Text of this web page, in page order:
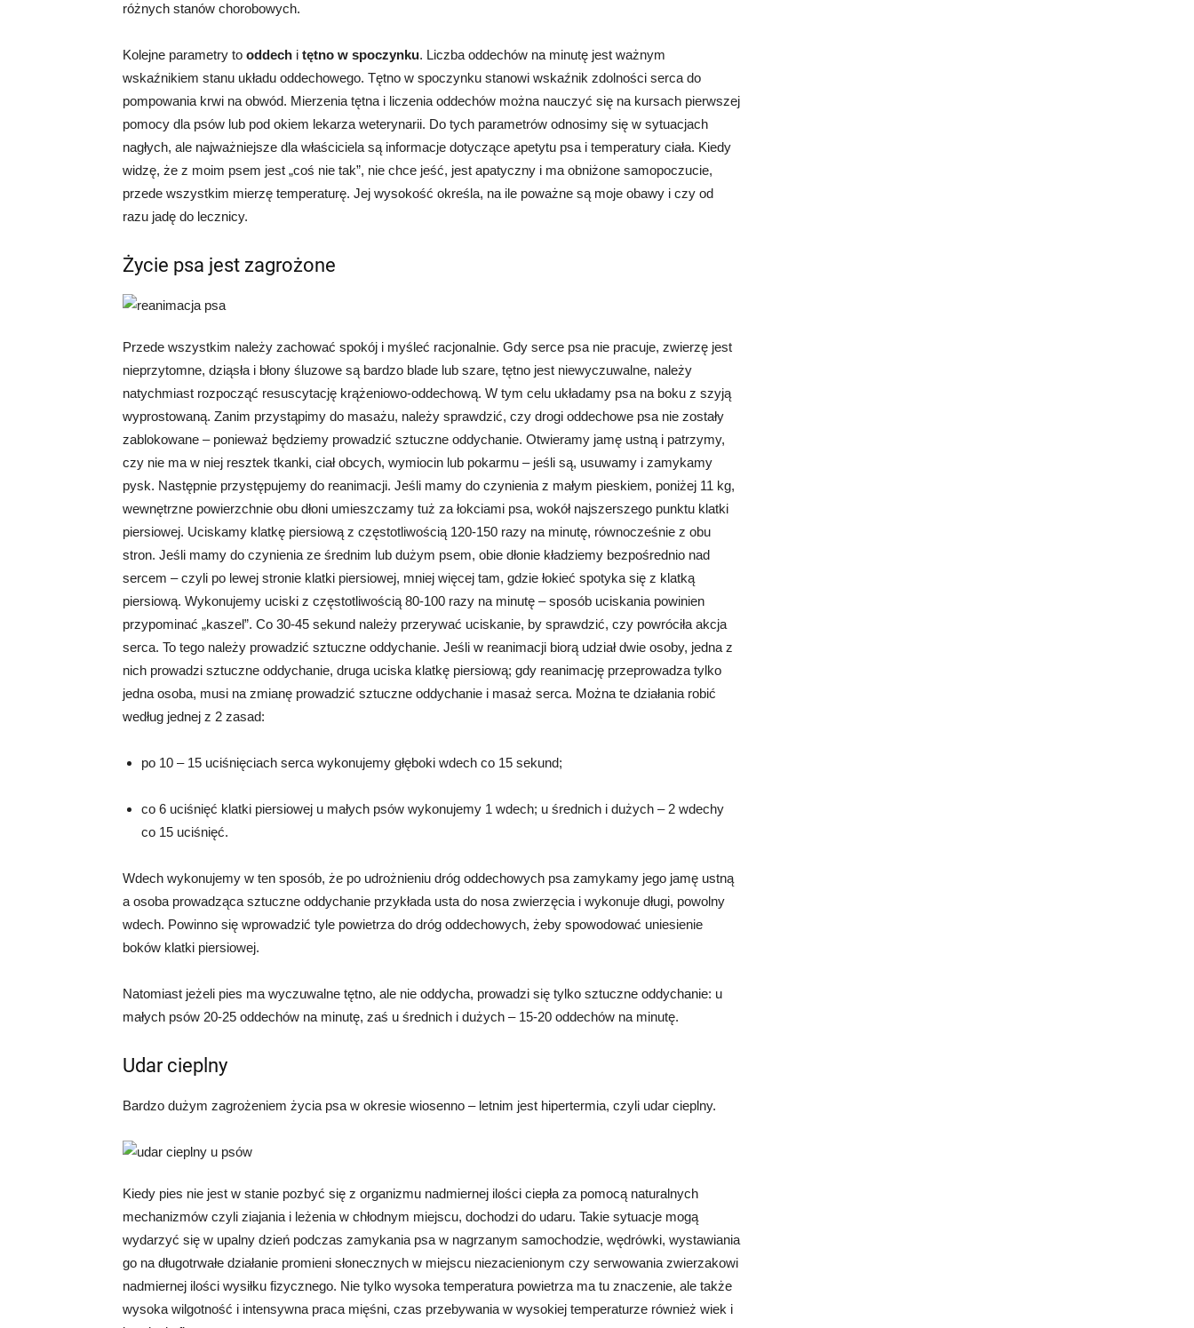
różnych stanów chorobowych.
Kolejne parametry to oddech i tętno w spoczynku. Liczba oddechów na minutę jest ważnym
wskaźnikiem stanu układu oddechowego. Tętno w spoczynku stanowi wskaźnik zdolności serca do
pompowania krwi na obwód. Mierzenia tętna i liczenia oddechów można nauczyć się na kursach pierwszej
pomocy dla psów lub pod okiem lekarza weterynarii. Do tych parametrów odnosimy się w sytuacjach
nagłych, ale najważniejsze dla właściciela są informacje dotyczące apetytu psa i temperatury ciała. Kiedy
widzę, że z moim psem jest „coś nie tak”, nie chce jeść, jest apatyczny i ma obniżone samopoczucie,
przede wszystkim mierzę temperaturę. Jej wysokość określa, na ile poważne są moje obawy i czy od
razu jadę do lecznicy.
Życie psa jest zagrożone
Przede wszystkim należy zachować spokój i myśleć racjonalnie. Gdy serce psa nie pracuje, zwierzę jest
nieprzytomne, dziąsła i błony śluzowe są bardzo blade lub szare, tętno jest niewyczuwalne, należy
natychmiast rozpocząć resuscytację krążeniowo-oddechową. W tym celu układamy psa na boku z szyją
wyprostowaną. Zanim przystąpimy do masażu, należy sprawdzić, czy drogi oddechowe psa nie zostały
zablokowane – ponieważ będziemy prowadzić sztuczne oddychanie. Otwieramy jamę ustną i patrzymy,
czy nie ma w niej resztek tkanki, ciał obcych, wymiocin lub pokarmu – jeśli są, usuwamy i zamykamy
pysk. Następnie przystępujemy do reanimacji. Jeśli mamy do czynienia z małym pieskiem, poniżej 11 kg,
wewnętrzne powierzchnie obu dłoni umieszczamy tuż za łokciami psa, wokół najszerszego punktu klatki
piersiowej. Uciskamy klatkę piersiową z częstotliwością 120-150 razy na minutę, równocześnie z obu
stron. Jeśli mamy do czynienia ze średnim lub dużym psem, obie dłonie kładziemy bezpośrednio nad
sercem – czyli po lewej stronie klatki piersiowej, mniej więcej tam, gdzie łokieć spotyka się z klatką
piersiową. Wykonujemy uciski z częstotliwością 80-100 razy na minutę – sposób uciskania powinien
przypominać „kaszel”. Co 30-45 sekund należy przerywać uciskanie, by sprawdzić, czy powróciła akcja
serca. To tego należy prowadzić sztuczne oddychanie. Jeśli w reanimacji biorą udział dwie osoby, jedna z
nich prowadzi sztuczne oddychanie, druga uciska klatkę piersiową; gdy reanimację przeprowadza tylko
jedna osoba, musi na zmianę prowadzić sztuczne oddychanie i masaż serca. Można te działania robić
według jednej z 2 zasad:
po 10 – 15 uciśnięciach serca wykonujemy głęboki wdech co 15 sekund;
co 6 uciśnięć klatki piersiowej u małych psów wykonujemy 1 wdech; u średnich i dużych – 2 wdechy
co 15 uciśnięć.
Wdech wykonujemy w ten sposób, że po udrożnieniu dróg oddechowych psa zamykamy jego jamę ustną
a osoba prowadząca sztuczne oddychanie przykłada usta do nosa zwierzęcia i wykonuje długi, powolny
wdech. Powinno się wprowadzić tyle powietrza do dróg oddechowych, żeby spowodować uniesienie
boków klatki piersiowej.
Natomiast jeżeli pies ma wyczuwalne tętno, ale nie oddycha, prowadzi się tylko sztuczne oddychanie: u
małych psów 20-25 oddechów na minutę, zaś u średnich i dużych – 15-20 oddechów na minutę.
Udar cieplny
Bardzo dużym zagrożeniem życia psa w okresie wiosenno – letnim jest hipertermia, czyli udar cieplny.
Kiedy pies nie jest w stanie pozbyć się z organizmu nadmiernej ilości ciepła za pomocą naturalnych
mechanizmów czyli ziajania i leżenia w chłodnym miejscu, dochodzi do udaru. Takie sytuacje mogą
wydarzyć się w upalny dzień podczas zamykania psa w nagrzanym samochodzie, wędrówki, wystawiania
go na długotrwałe działanie promieni słonecznych w miejscu niezacienionym czy serwowania zwierzakowi
nadmiernej ilości wysiłku fizycznego. Nie tylko wysoka temperatura powietrza ma tu znaczenie, ale także
wysoka wilgotność i intensywna praca mięśni, czas przebywania w wysokiej temperaturze również wiek i